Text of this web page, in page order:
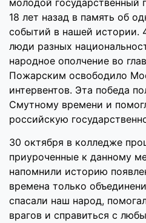
молодой государственный
18 лет назад в память об
событий в нашей истории.
люди разных
народное ополчение во
Пожарским освободило
интервентов. Эта победа
Смутному времени и
российскую
30 октября в колледже
приуроченные к данному
напомнили историю
времена только
спасали наш народ,
врагов и справиться с